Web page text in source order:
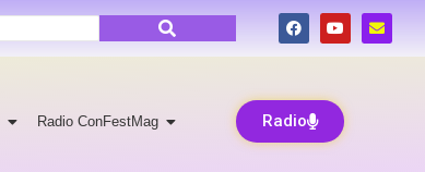
Radio ConFestMag Radio